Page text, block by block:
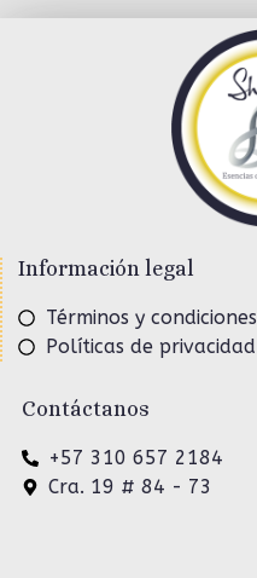
Información legal
Términos y condiciones
Políticas de privacidad
Contáctanos
+57 310 657 2184
Cra. 19 # 84 - 73